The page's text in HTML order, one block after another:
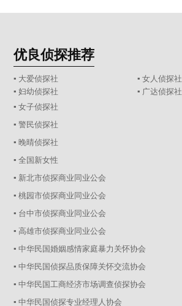
优良侦探推荐
▪ 大爱侦探社
▪ 女人侦探社
▪ 妇幼侦探社
▪ 广达侦探社
▪ 女子侦探社
▪ 警民侦探社
▪ 晚晴侦探社
▪ 全国新女性
▪ 新北市侦探商业同业公会
▪ 桃园市侦探商业同业公会
▪ 台中市侦探商业同业公会
▪ 高雄市侦探商业同业公会
▪ 中华民国婚姻感情家庭暴力关怀协会
▪ 中华民国侦探品质保障关怀交流协会
▪ 中华民国工商经济市场调查侦探协会
▪ 中华民国侦探专业经理人协会